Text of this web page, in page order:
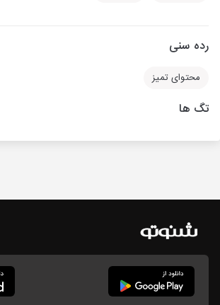
رده سنی
محتوای تمیز
تگ ها